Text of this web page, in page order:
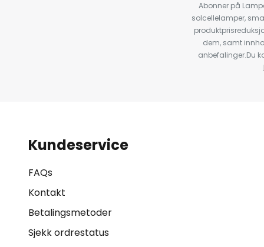
Abonner på
solcellelamper,
dem, samt
anbefalinger.Du
Kundeservice
FAQs
Kontakt
Betalingsmetoder
Sjekk ordrestatus